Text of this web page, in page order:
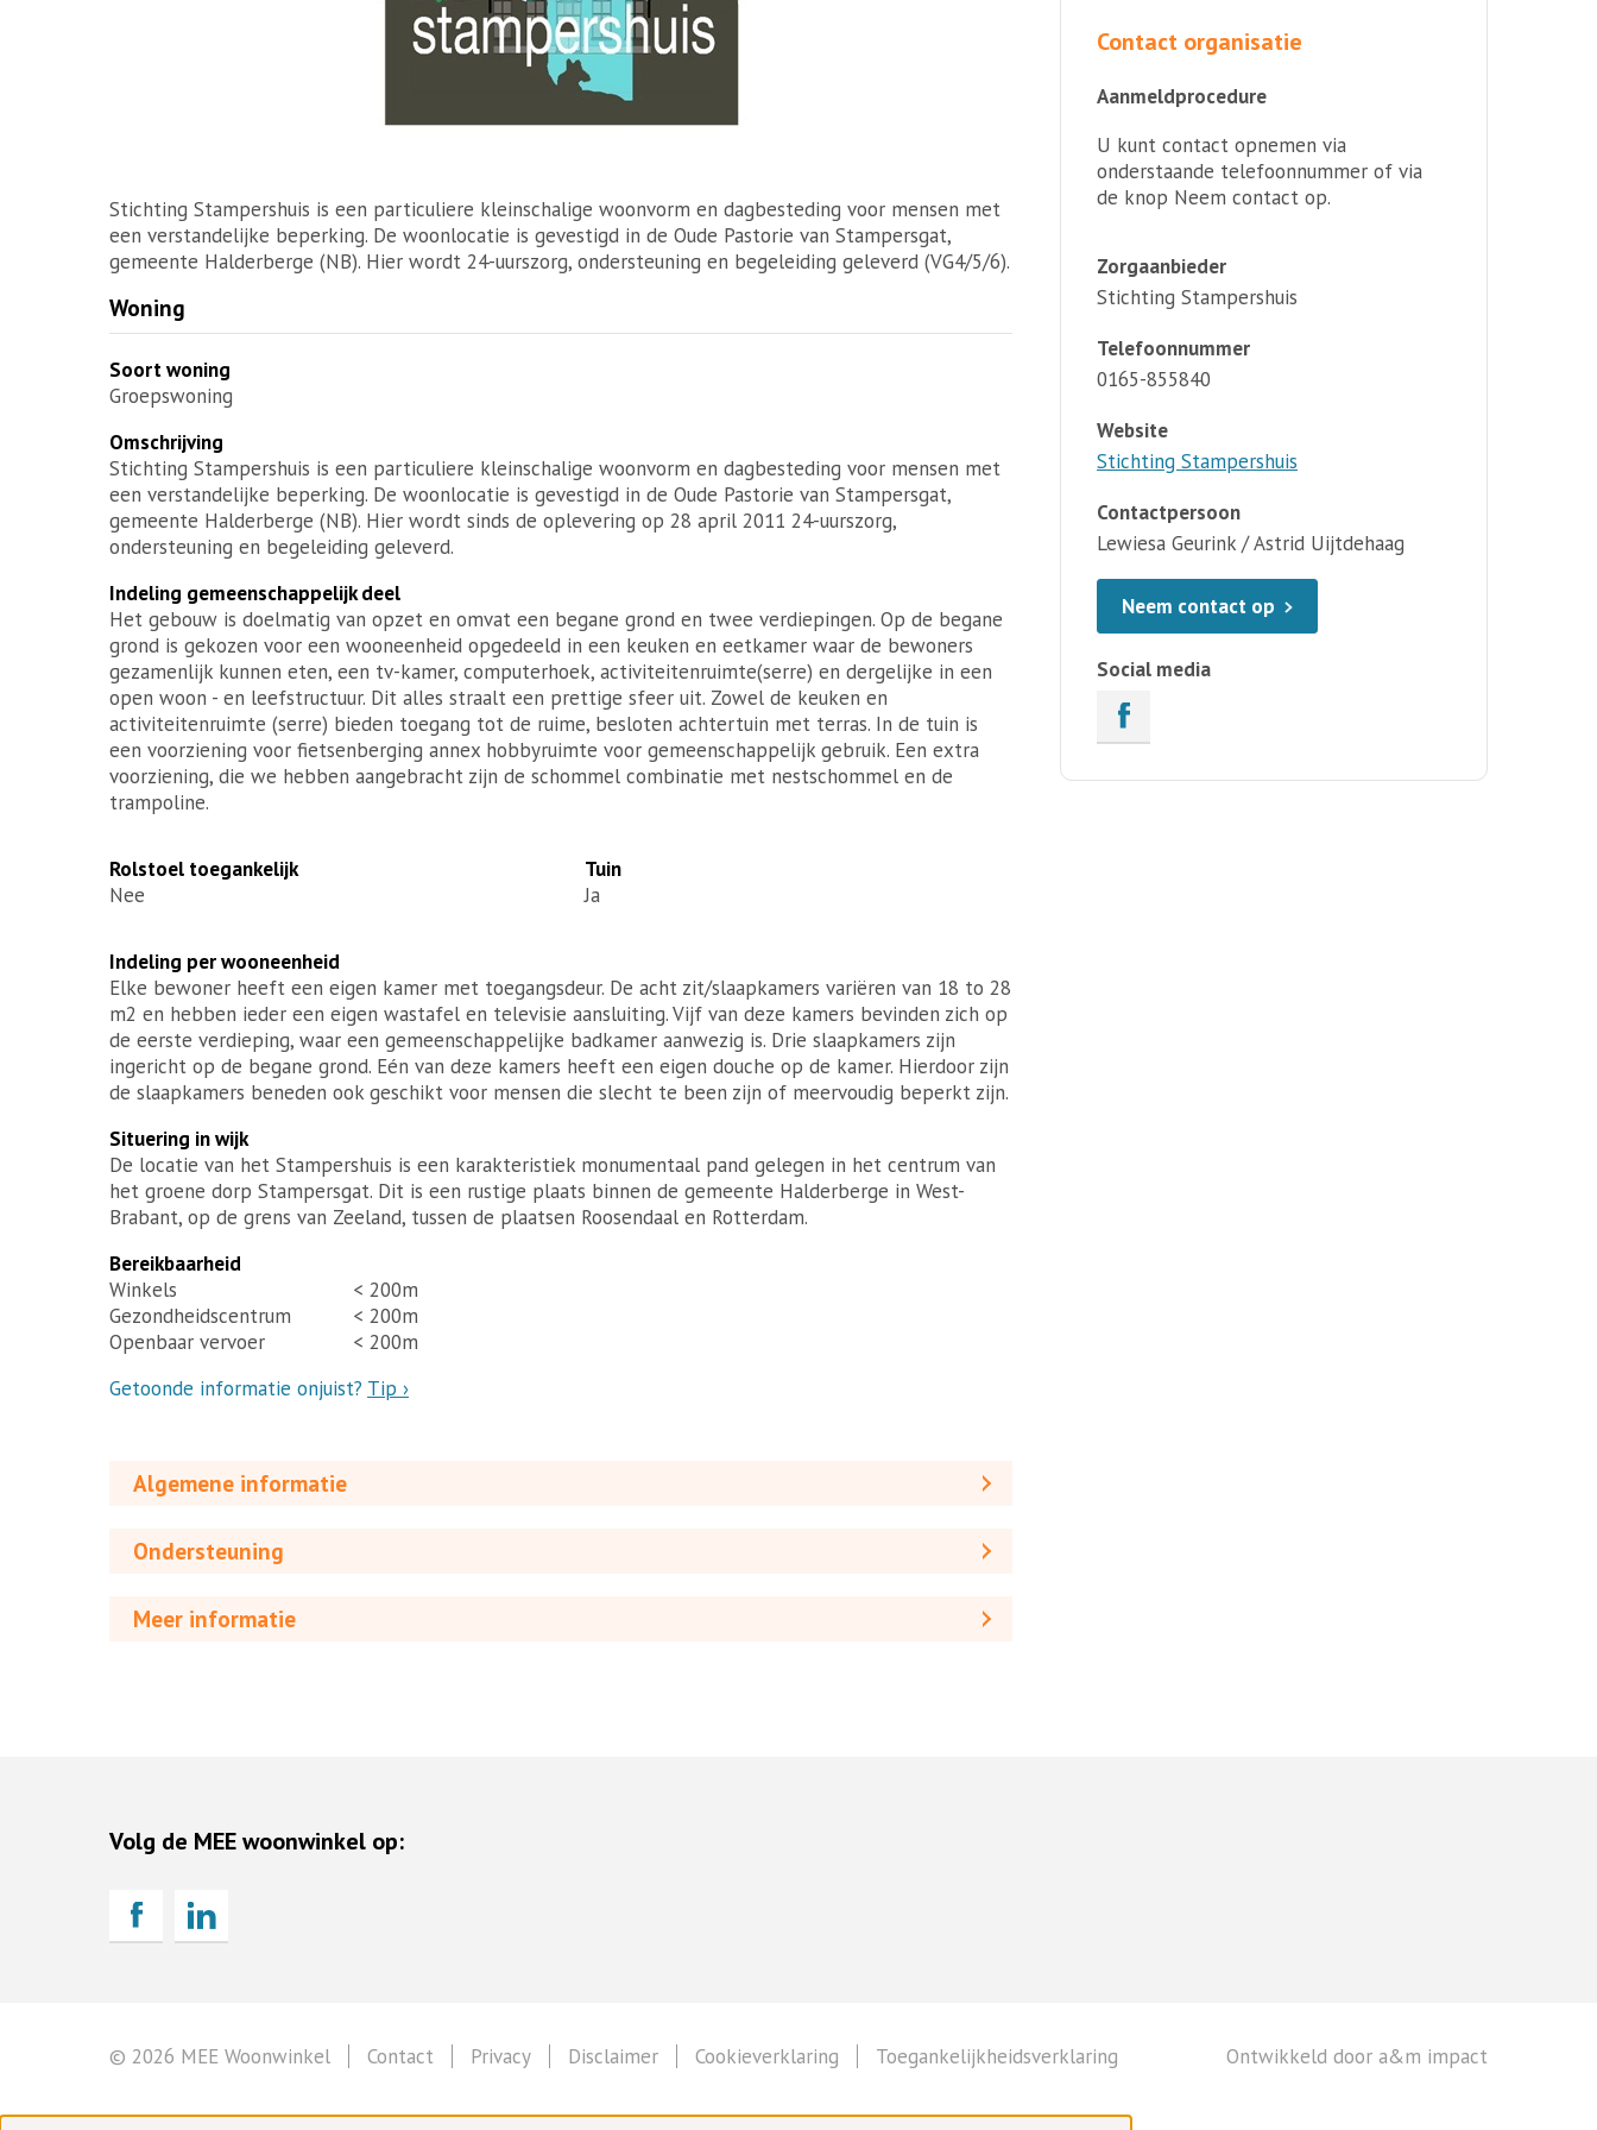
Stichting Stampershuis is een particuliere kleinschalige woonvorm en dagbesteding voor mensen met
een verstandelijke beperking. De woonlocatie is gevestigd in de Oude Pastorie van Stampersgat,
gemeente Halderberge (NB). Hier wordt 24-uurszorg, ondersteuning en begeleiding geleverd (VG4/5/6).
Woning
Soort woning
Groepswoning
Omschrijving
Stichting Stampershuis is een particuliere kleinschalige woonvorm en dagbesteding voor mensen met
een verstandelijke beperking. De woonlocatie is gevestigd in de Oude Pastorie van Stampersgat,
gemeente Halderberge (NB). Hier wordt sinds de oplevering op 28 april 2011 24-uurszorg,
ondersteuning en begeleiding geleverd.
Indeling gemeenschappelijk deel
Het gebouw is doelmatig van opzet en omvat een begane grond en twee verdiepingen. Op de begane
grond is gekozen voor een wooneenheid opgedeeld in een keuken en eetkamer waar de bewoners
gezamenlijk kunnen eten, een tv-kamer, computerhoek, activiteitenruimte(serre) en dergelijke in een
open woon - en leefstructuur. Dit alles straalt een prettige sfeer uit. Zowel de keuken en
activiteitenruimte (serre) bieden toegang tot de ruime, besloten achtertuin met terras. In de tuin is
een voorziening voor fietsenberging annex hobbyruimte voor gemeenschappelijk gebruik. Een extra
voorziening, die we hebben aangebracht zijn de schommel combinatie met nestschommel en de
trampoline.
Rolstoel toegankelijk
Nee
Tuin
Ja
Indeling per wooneenheid
Elke bewoner heeft een eigen kamer met toegangsdeur. De acht zit/slaapkamers variëren van 18 to 28
m2 en hebben ieder een eigen wastafel en televisie aansluiting. Vijf van deze kamers bevinden zich op
de eerste verdieping, waar een gemeenschappelijke badkamer aanwezig is. Drie slaapkamers zijn
ingericht op de begane grond. Eén van deze kamers heeft een eigen douche op de kamer. Hierdoor zijn
de slaapkamers beneden ook geschikt voor mensen die slecht te been zijn of meervoudig beperkt zijn.
Situering in wijk
De locatie van het Stampershuis is een karakteristiek monumentaal pand gelegen in het centrum van
het groene dorp Stampersgat. Dit is een rustige plaats binnen de gemeente Halderberge in West-
Brabant, op de grens van Zeeland, tussen de plaatsen Roosendaal en Rotterdam.
Bereikbaarheid
Winkels
< 200m
Gezondheidscentrum
< 200m
Openbaar vervoer
< 200m
Getoonde informatie onjuist? Tip ›
Algemene informatie
Ondersteuning
Meer informatie
Contact organisatie
Aanmeldprocedure
U kunt contact opnemen via
onderstaande telefoonnummer of via
de knop Neem contact op.
Zorgaanbieder
Stichting Stampershuis
Telefoonnummer
0165-855840
Website
Stichting Stampershuis
Contactpersoon
Lewiesa Geurink / Astrid Uijtdehaag
Neem contact op
Social media
Volg de MEE woonwinkel op:
© 2026 MEE Woonwinkel Ontwikkeld door a&m impact
Contact Privacy Disclaimer Cookieverklaring Toegankelijkheidsverklaring